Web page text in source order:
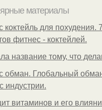
материалы
коктейль для похудения. 7
фитнес - коктейлей.
название тому, что
обман. Глобальный
индустрии.
витаминов и его